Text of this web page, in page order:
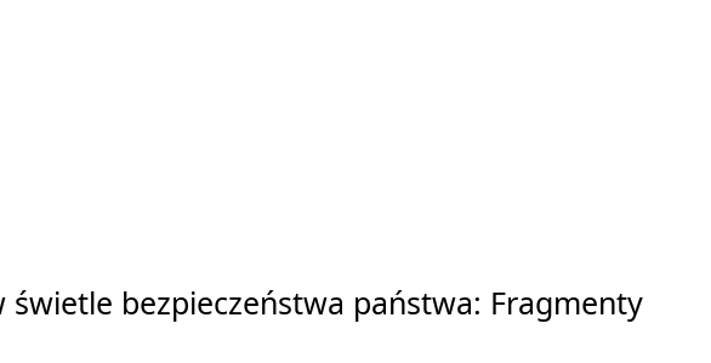
świetle bezpieczeństwa państwa: Fragmenty